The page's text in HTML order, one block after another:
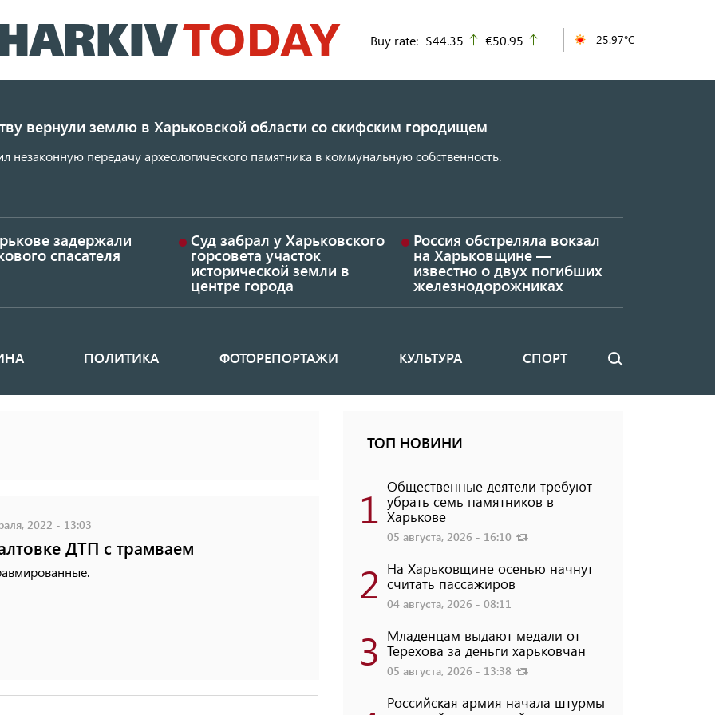
к
основному
Buy rate: $44.35 up
€50.95 25.97°C
вернули землю в Харьковской области со скифским городищем
незаконную передачу археологического памятника в коммунальную собственность.
задержали
спасателя
Суд забрал у Харьковского
горсовета участок
исторической земли в
центре города
Россия обстреляла вокзал
на Харьковщине —
известно о двух погибших
железнодорожниках
ПОЛИТИКА ФОТОРЕПОРТАЖИ КУЛЬТУРА СПОРТ Поиск
2022 - 13:03
ДТП с трамваем
ТОП НОВИНИ
1 Общественные деятели требуют
убрать семь памятников в
Харькове
05 августа, 2026 - 16:10
2 На Харьковщине осенью начнут
считать пассажиров
04 августа, 2026 - 08:11
3 Младенцам выдают медали от
Терехова за деньги харьковчан
05 августа, 2026 - 13:38
Российская армия начала штурмы